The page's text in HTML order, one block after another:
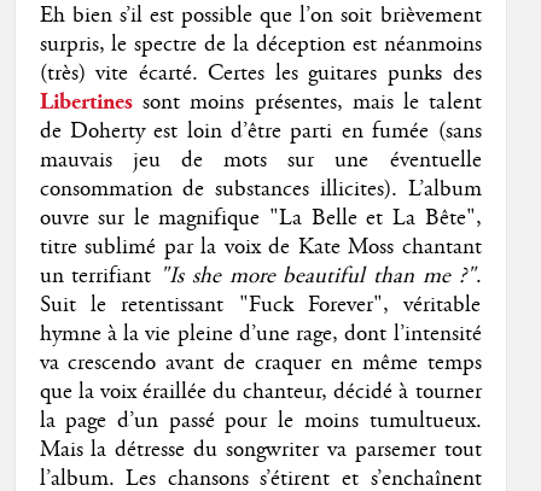
Eh bien s’il est possible que l’on soit brièvement
surpris, le spectre de la déception est néanmoins
(très) vite écarté. Certes les guitares punks des
Libertinessont moins présentes, mais le talent
de Doherty est loin d’être parti en fumée (sans
mauvais jeu de mots sur une éventuelle
consommation de substances illicites). L’album
ouvre sur le magnifique "La Belle et La Bête",
titre sublimé par la voix de Kate Moss chantant
un terrifiant "Is she more beautiful than me ?".
Suit le retentissant "Fuck Forever", véritable
hymne à la vie pleine d’une rage, dont l’intensité
va crescendo avant de craquer en même temps
que la voix éraillée du chanteur, décidé à tourner
la page d’un passé pour le moins tumultueux.
Mais la détresse du songwriter va parsemer tout
l’album. Les chansons s’étirent et s’enchaînent